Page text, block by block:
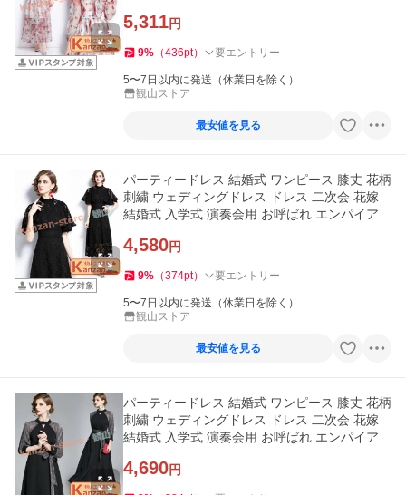
5,311円
9% （436pt） 要エントリー
5〜7日以内に発送（休業日を除く）
観山ストア
最安値を見る
パーティードレス 結婚式 ワンピース 膝丈 花柄
刺繍 ウェディングドレス ドレス 二次会 花嫁
結婚式 入学式 演奏会用 お呼ばれ エンパイア
4,580円
9% （374pt） 要エントリー
5〜7日以内に発送（休業日を除く）
観山ストア
最安値を見る
パーティードレス 結婚式 ワンピース 膝丈 花柄
刺繍 ウェディングドレス ドレス 二次会 花嫁
結婚式 入学式 演奏会用 お呼ばれ エンパイア
4,690円